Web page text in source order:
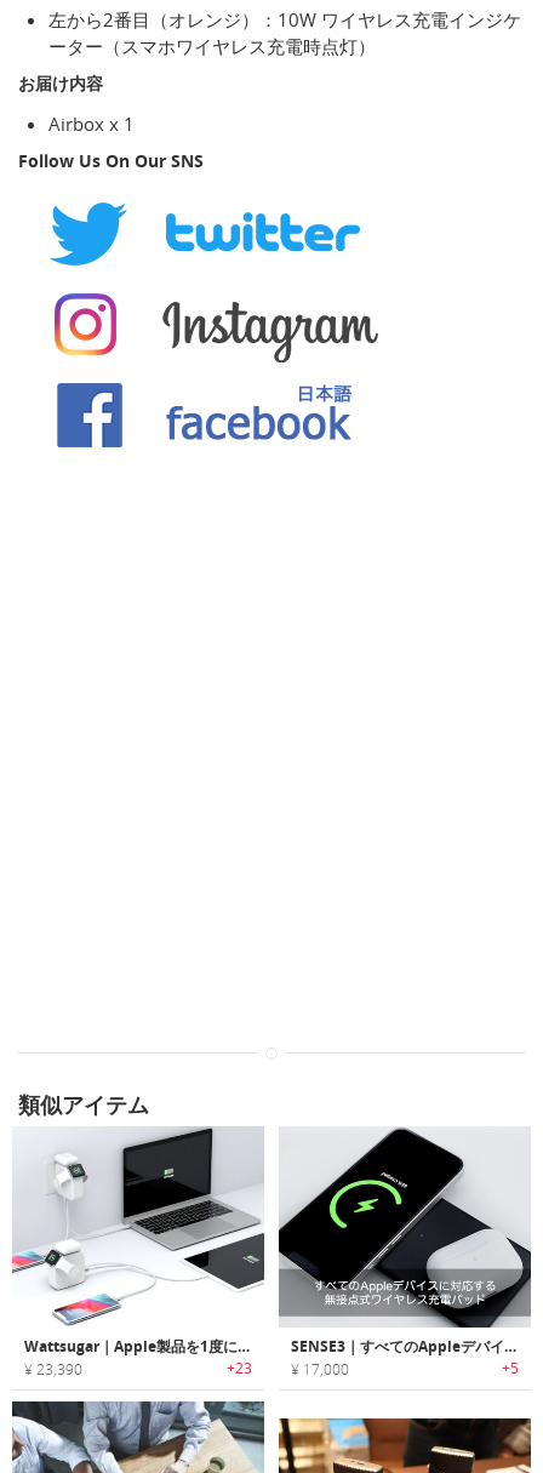
左から2番目（オレンジ）：10W ワイヤレス充電インジケ
ーター（スマホワイヤレス充電時点灯）
お届け内容
Airbox x 1
Follow Us On Our SNS
類似アイテム
Wattsugar｜Apple製品を1度に充電可能な60Wオールインワンチャージャー「ワットシュガー」
¥ 23,390 +23
SENSE3｜すべてのAppleデバイスに対応する無接点式ワイヤレス充電パッド
¥ 17,000 +5